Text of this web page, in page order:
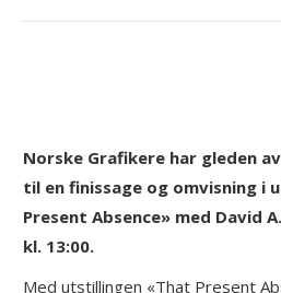
Norske Grafikere har gleden
til en finissage og omvisning i
Present Absence» med David
kl. 13:00.
Med utstillingen «That Present